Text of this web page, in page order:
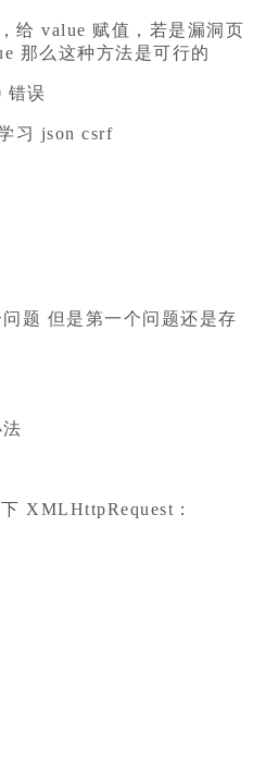
给 value 赋值，若是漏洞页
那么这种方法是可行的
错误
题 但是第一个问题还是存
XMLHttpRequest：